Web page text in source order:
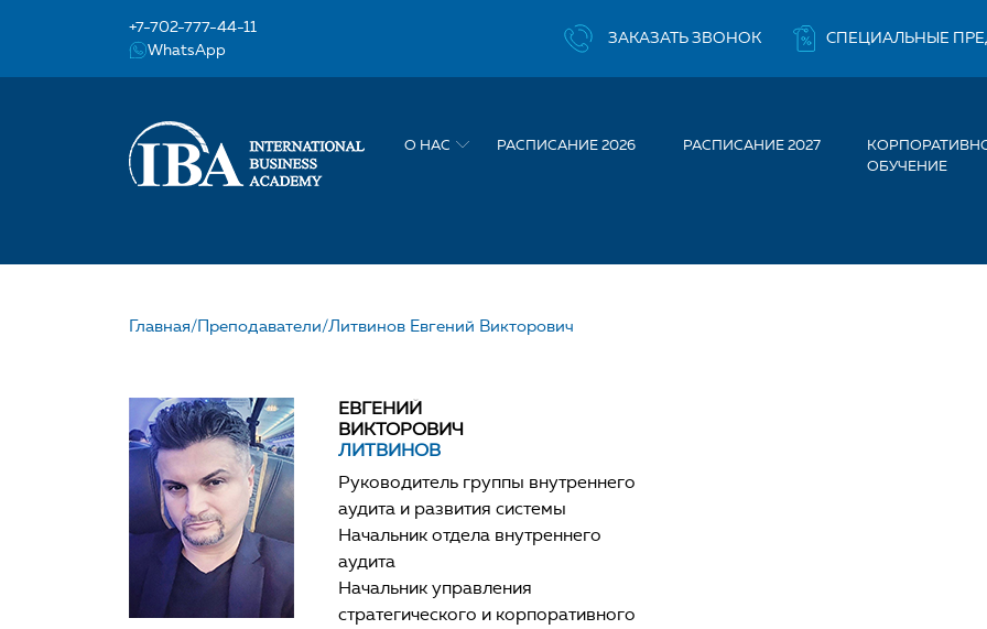
+7-702-777-44-11
WhatsApp
ЗАКАЗАТЬ ЗВОНОК СПЕЦИАЛЬНЫЕ
О НАС РАСПИСАНИЕ 2026 РАСПИСАНИЕ 2027
ОБУЧЕНИЕ
НАШ УЧИТЕЛЬ ЛИТВИНОВ ЕВГЕНИЙ
Главная/Преподаватели/Литвинов Евгений Викторович
ЕВГЕНИЙ
ВИКТОРОВИЧ
ЛИТВИНОВ
Руководитель группы внутреннего
аудита и развития системы
Начальник отдела внутреннего
аудита
Начальник управления
стратегического и корпоративного